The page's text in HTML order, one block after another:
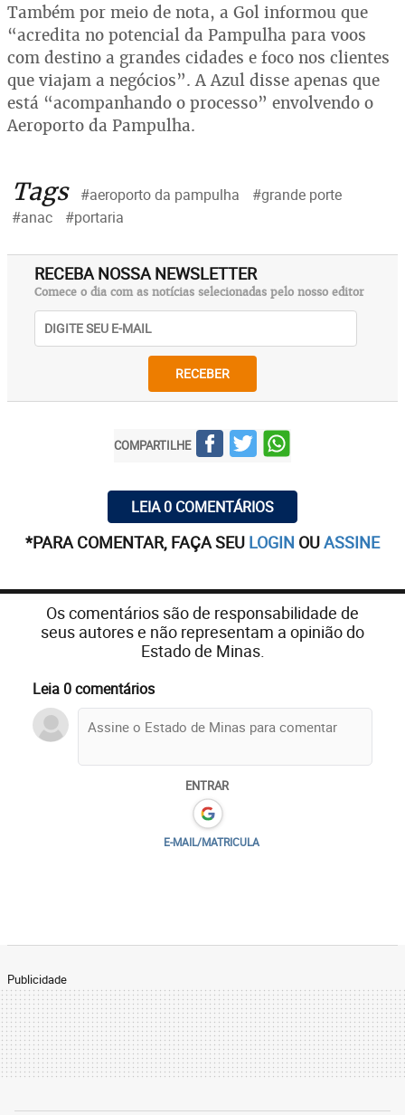
Também por meio de nota, a Gol informou que
“acredita no potencial da Pampulha para voos
com destino a grandes cidades e foco nos clientes
que viajam a negócios”. A Azul disse apenas que
está “acompanhando o processo” envolvendo o
Aeroporto da Pampulha.
Tags #aeroporto da pampulha
#grande porte
#anac
#portaria
RECEBA NOSSA NEWSLETTER
Comece o dia com as notícias selecionadas pelo nosso editor
RECEBER
COMPARTILHE
LEIA 0 COMENTÁRIOS
*PARA COMENTAR, FAÇA SEU LOGIN OUASSINE
Os comentários são de responsabilidade de
seus autores e não representam a opinião do
Estado de Minas.
Leia 0 comentários
ENTRAR
E-MAIL/MATRICULA
Publicidade